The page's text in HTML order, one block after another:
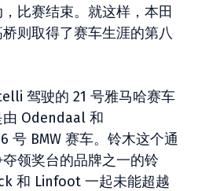
比赛结束。就这样，本田
则取得了赛车生涯的第八
驾驶的 21 号雅马哈赛车
Odendaal 和
号 BMW 赛车。铃木这个通
领奖台的品牌之一的铃
和 Linfoot 一起未能超越